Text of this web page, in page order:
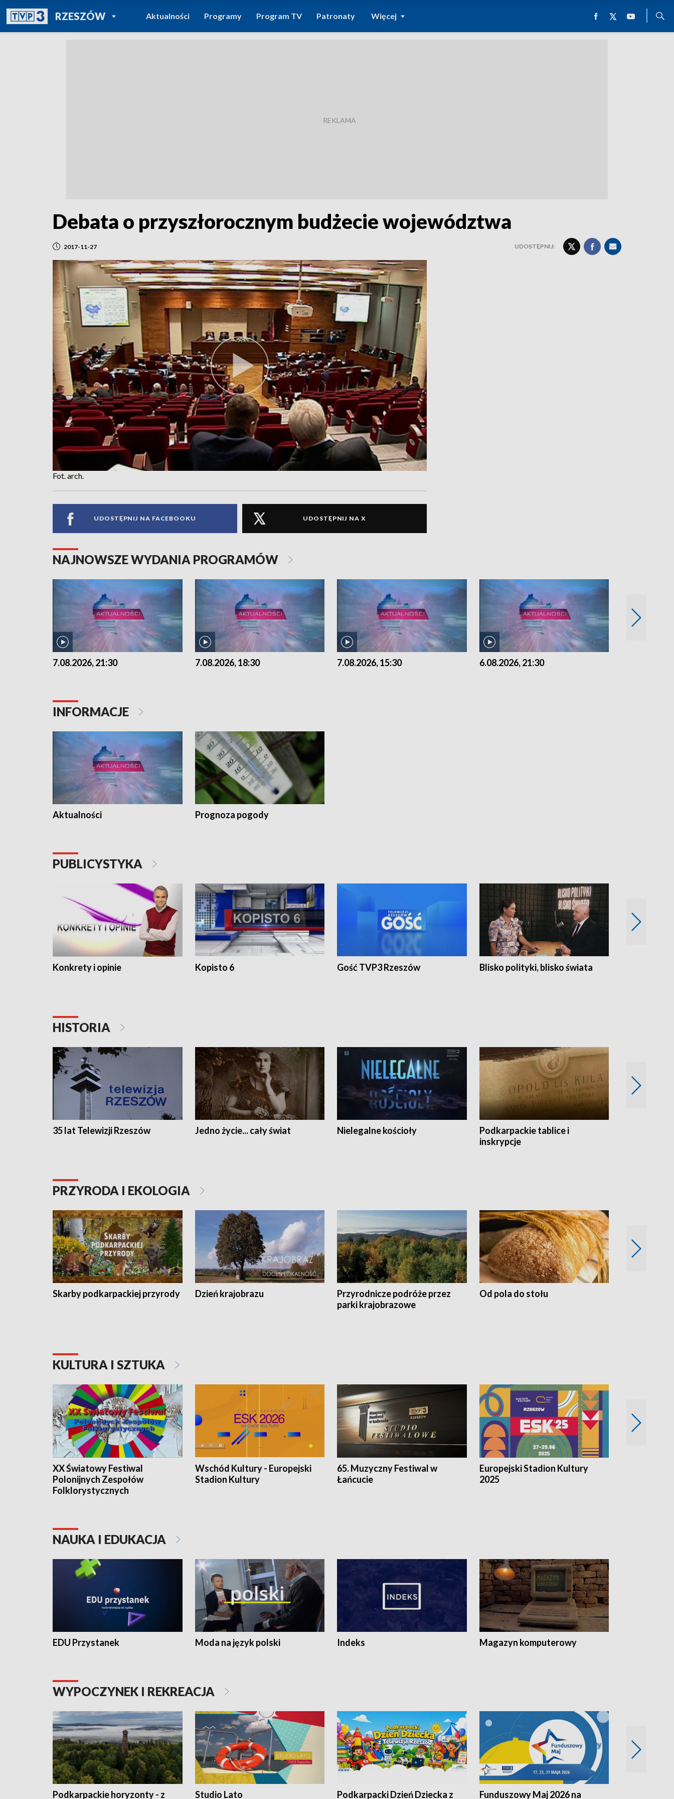
RZESZÓWPOWRÓT DO
TVP REGIONY
Aktualności Programy Program TV Patronaty Więcej
Debata o przyszłorocznym budżecie województwa
2017-11-27 UDOSTĘPNIJ:
Fot. arch.
UDOSTĘPNIJ NA FACEBOOKU UDOSTĘPNIJ NA X
NAJNOWSZE WYDANIA PROGRAMÓW
7.08.2026, 21:30 7.08.2026, 18:30 7.08.2026, 15:30 6.08.2026, 21:30
INFORMACJE
Aktualności Prognoza pogody
PUBLICYSTYKA
Konkrety i opinie Kopisto 6 Gość TVP3 Rzeszów Blisko polityki, blisko świata
HISTORIA
35 lat Telewizji Rzeszów Jedno życie... cały świat Nielegalne kościoły
Podkarpackie tablice i
inskrypcje
PRZYRODA I EKOLOGIA
Skarby podkarpackiej przyrody Dzień krajobrazu
Przyrodnicze podróże przez
parki krajobrazowe
Od pola do stołu
KULTURA I SZTUKA
XX Światowy Festiwal
Polonijnych Zespołów
Folklorystycznych
Wschód Kultury - Europejski
Stadion Kultury
65. Muzyczny Festiwal w
Łańcucie
Europejski Stadion Kultury
2025
NAUKA I EDUKACJA
EDU Przystanek Moda na język polski Indeks Magazyn komputerowy
WYPOCZYNEK I REKREACJA
Podkarpackie horyzonty - z Studio Lato Podkarpacki Dzień Dziecka z Funduszowy Maj 2026 na